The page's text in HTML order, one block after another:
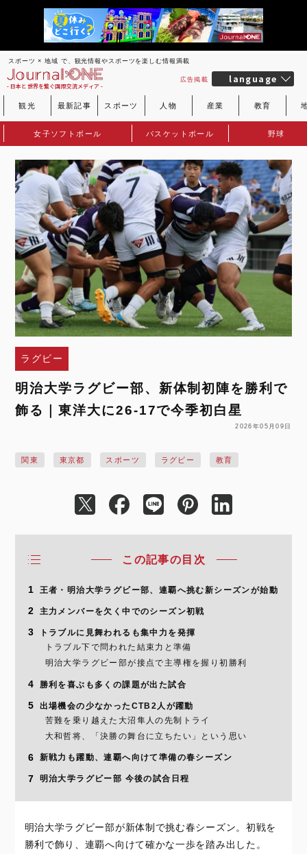
スポーツ × 地域 で、観光情報やスポーツを楽しむ情報満載
- 日本と世界を繋ぐ国際交流メディア -
広告掲載 language
観光 最新記事 スポーツ 人物 産業 教育
女子ソフトボール バスケットボール 野球
ラグビー
明治大学ラグビー部、新体制初陣を勝利で
飾る｜東洋大に26-17で今季初白星
2026年05月09日
関東 東京都 スポーツ ラグビー 教育
この記事の目次
1 王者・明治大学ラグビー部、連覇へ挑む新シーズンが始動
2 主力メンバーを欠く中でのシーズン初戦
3
トラブルに見舞われるも集中力を発揮
トラブル下で問われた結束力と準備
明治大学ラグビー部が接点で主導権を握り初勝利
4 勝利を喜ぶも多くの課題が出た試合
5
出場機会の少なかったCTB2人が躍動
苦難を乗り越えた大沼隼人の先制トライ
大和哲将、「決勝の舞台に立ちたい」という思い
6 新戦力も躍動、連覇へ向けて準備の春シーズン
7 明治大学ラグビー部 今後の試合日程
明治大学ラグビー部が新体制で挑む春シーズン。初戦を
勝利で飾り、連覇へ向けて確かな一歩を踏み出した。